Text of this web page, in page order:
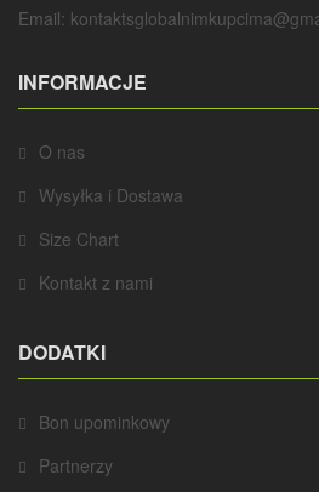
Email:
INFORMACJE
O nas
Wysyłka i Dostawa
Size Chart
Kontakt z nami
DODATKI
Bon upominkowy
Partnerzy